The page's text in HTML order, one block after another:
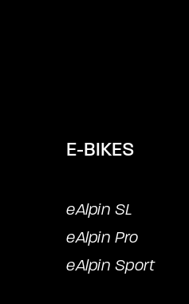
E-BIKES
eAlpin SL
eAlpin Pro
eAlpin Sport